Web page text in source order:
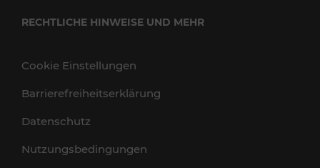
RECHTLICHE HINWEISE UND MEHR
Cookie Einstellungen
Barrierefreiheitserklärung
Datenschutz
Nutzungsbedingungen